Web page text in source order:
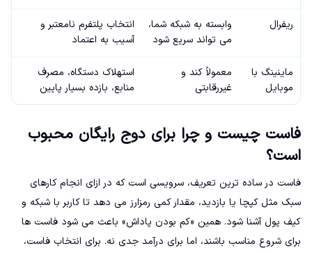
ریفرال
وابسته به شبکه شما،
می تواند سریع شود
انتخاب پلتفرم نامعتبر و
آسیب به اعتماد
ماینینگ با
موبایل
معمولاً کند و
غیررقابتی
استهلاک دستگاه، مصرف
منابع، بازده بسیار پایین
فاست چیست و چرا برای دوج رایگان محبوب
است؟
فاست در ساده ترین تعریف، سرویسی است که در ازای انجام کارهای
سبک مثل کپچا یا بازدید، مقدار کمی رمزارز می دهد تا کاربر با شبکه و
کیف پول آشنا شود. همین «کم بودن پاداش» باعث می شود فاست ها
برای شروع مناسب باشند، اما برای درآمد جدی نه. برای انتخاب فاست،